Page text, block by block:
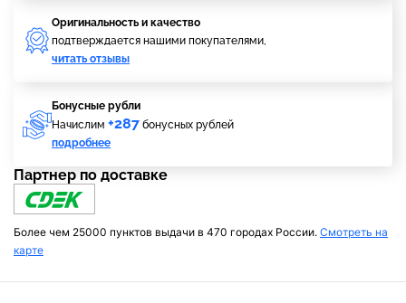
Оригинальность и качество
подтверждается нашими покупателями,
читать отзывы
Бонусные рубли
Начислим +287 бонусных рублей
подробнее
Партнер по доставке
Более чем 25000 пунктов выдачи в 470 городах России. Смотреть на
карте